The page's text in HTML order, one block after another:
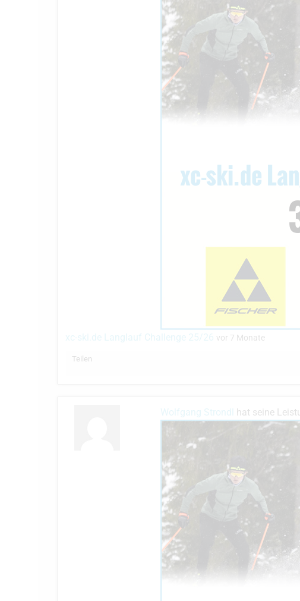
xc-ski.de Langlauf Challenge 25/26 vor 7 Monate
Teilen
Wolfgang Strondl hat seine